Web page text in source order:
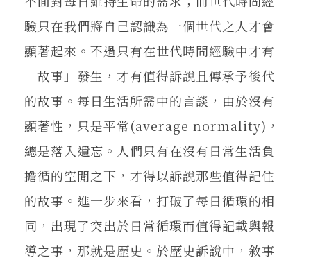
驗只在我們將自己認識為一個世代之人才會
顯著起來。不過只有在世代時間經驗中才有
「故事」發生，才有值得訴說且傳承予後代
的故事。每日生活所需中的言談，由於沒有
顯著性，只是平常(average normality)，
總是落入遺忘。人們只有在沒有日常生活負
擔循的空閒之下，才得以訴說那些值得記住
的故事。進一步來看，打破了每日循環的相
同，出現了突出於日常循環而值得記載與報
導之事，那就是歷史。於歷史訴說中，敘事